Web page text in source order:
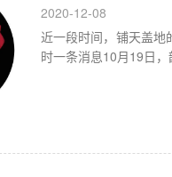
2020-12-08
近一段时间，铺天盖地
时一条消息10月19日，